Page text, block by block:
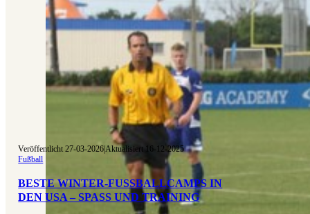
Veröffentlicht 27-03-2026|Aktualisiert 16-12-2025
Fußball
BESTE WINTER-FUSSBALLCAMPS IN D
EN USA – SPASS UND TRAINING